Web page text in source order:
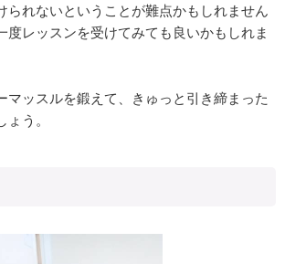
られないということが難点かもしれません
度レッスンを受けてみても良いかもしれま
マッスルを鍛えて、きゅっと引き締まった
う。